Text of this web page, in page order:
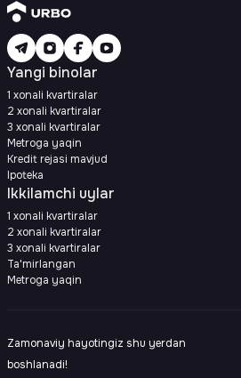
Yangi binolar
1 xonali kvartiralar
2 xonali kvartiralar
3 xonali kvartiralar
Metroga yaqin
Kredit rejasi mavjud
Ipoteka
Ikkilamchi uylar
1 xonali kvartiralar
2 xonali kvartiralar
3 xonali kvartiralar
Ta'mirlangan
Metroga yaqin
Zamonaviy hayotingiz shu yerdan
boshlanadi!